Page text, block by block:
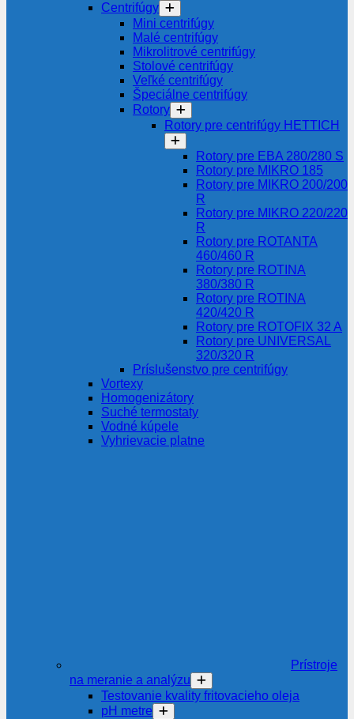
Centrifúgy
Mini centrifúgy
Malé centrifúgy
Mikrolitrové centrifúgy
Stolové centrifúgy
Veľké centrifúgy
Špeciálne centrifúgy
Rotory
Rotory pre centrifúgy HETTICH
Rotory pre EBA 280/280 S
Rotory pre MIKRO 185
Rotory pre MIKRO 200/200
R
Rotory pre MIKRO 220/220
R
Rotory pre ROTANTA
460/460 R
Rotory pre ROTINA
380/380 R
Rotory pre ROTINA
420/420 R
Rotory pre ROTOFIX 32 A
Rotory pre UNIVERSAL
320/320 R
Príslušenstvo pre centrifúgy
Vortexy
Homogenizátory
Suché termostaty
Vodné kúpele
Vyhrievacie platne
Prístroje
na meranie a analýzu
Testovanie kvality fritovacieho oleja
pH metre